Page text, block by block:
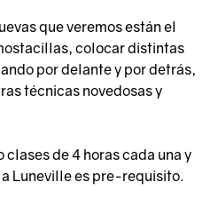
que veremos están el
colocar distintas
por delante y por detrás,
técnicas novedosas y
de 4 horas cada una y
Luneville es pre-requisito.